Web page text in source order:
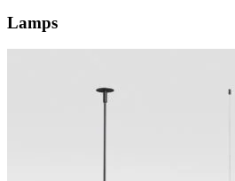
Lamps